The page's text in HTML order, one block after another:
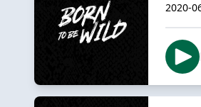
2020-